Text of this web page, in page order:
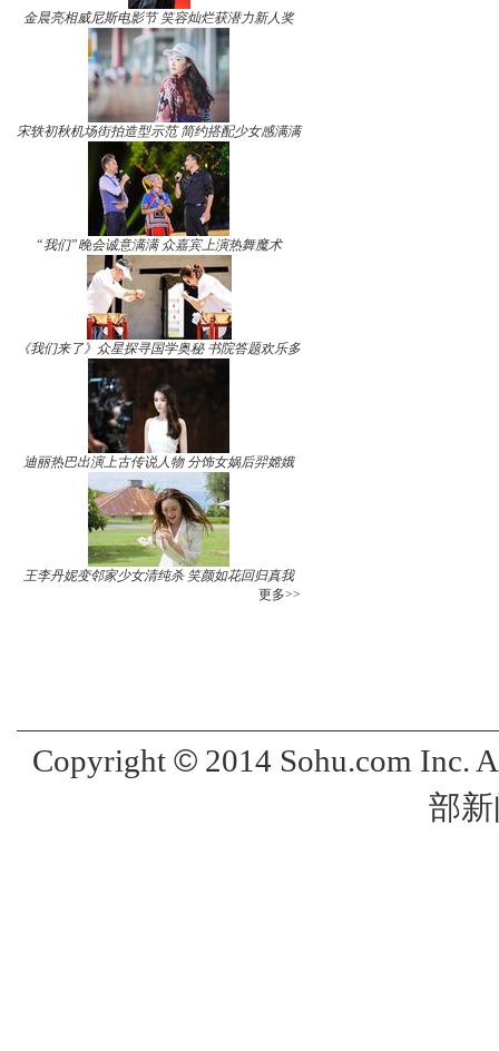
金晨亮相威尼斯电影节 笑容灿烂获潜力新人奖
宋轶初秋机场街拍造型示范 简约搭配少女感满满
“我们”晚会诚意满满 众嘉宾上演热舞魔术
《我们来了》众星探寻国学奥秘 书院答题欢乐多
迪丽热巴出演上古传说人物 分饰女娲后羿嫦娥
王李丹妮变邻家少女清纯杀 笑颜如花回归真我
更多>>
Copyright ©2014 Sohu.com Inc.
部